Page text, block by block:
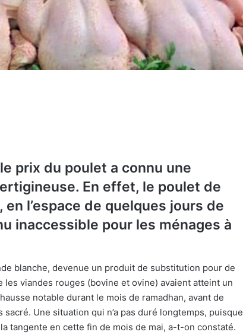
prix du poulet a connu une
En effet, le poulet de
l’espace de quelques jours de
inaccessible pour les ménages à
blanche, devenue un produit de substitution pour de
viandes rouges (bovine et ovine) avaient atteint un
notable durant le mois de ramadhan, avant de
Une situation qui n’a pas duré longtemps, puisque
tangente en cette fin de mois de mai, a-t-on constaté.